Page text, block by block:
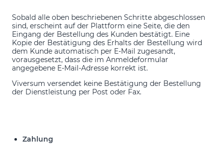
Sobald alle oben beschriebenen Schritte abgeschlossen
sind, erscheint auf der Plattform eine Seite, die den
Eingang der Bestellung des Kunden bestätigt. Eine
Kopie der Bestätigung des Erhalts der Bestellung wird
dem Kunde automatisch per E-Mail zugesandt,
vorausgesetzt, dass die im Anmeldeformular
angegebene E-Mail-Adresse korrekt ist.
Viversum versendet keine Bestätigung der Bestellung
der Dienstleistung per Post oder Fax.
Zahlung